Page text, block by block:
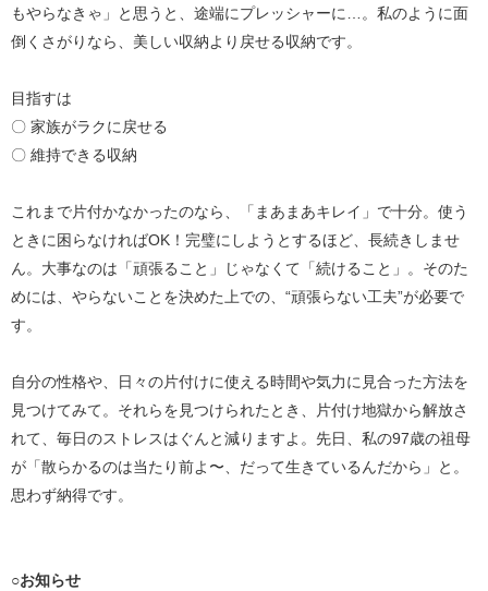
もやらなきゃ」と思うと、途端にプレッシャーに…。私のように面
倒くさがりなら、美しい収納より戻せる収納です。
目指すは
〇 家族がラクに戻せる
〇 維持できる収納
これまで片付かなかったのなら、「まあまあキレイ」で十分。使う
ときに困らなければOK！完璧にしようとするほど、長続きしませ
ん。大事なのは「頑張ること」じゃなくて「続けること」。そのた
めには、やらないことを決めた上での、“頑張らない工夫”が必要で
す。
自分の性格や、日々の片付けに使える時間や気力に見合った方法を
見つけてみて。それらを見つけられたとき、片付け地獄から解放さ
れて、毎日のストレスはぐんと減りますよ。先日、私の97歳の祖母
が「散らかるのは当たり前よ〜、だって生きているんだから」と。
思わず納得です。
○お知らせ